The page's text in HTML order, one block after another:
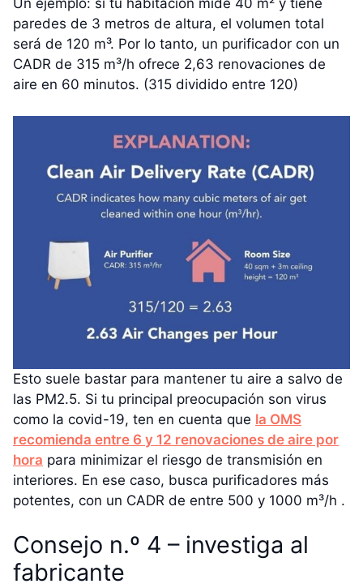
Un ejemplo: si tu habitación mide 40 m² y tiene
paredes de 3 metros de altura, el volumen total
será de 120 m³. Por lo tanto, un purificador con un
CADR de 315 m³/h ofrece 2,63 renovaciones de
aire en 60 minutos. (315 dividido entre 120)
Esto suele bastar para mantener tu aire a salvo de
las PM2.5. Si tu principal preocupación son virus
como la covid-19, ten en cuenta que la OMS
recomienda entre 6 y 12 renovaciones de aire por
hora para minimizar el riesgo de transmisión en
interiores. En ese caso, busca purificadores más
potentes, con un CADR de entre 500 y 1000 m³/h .
Consejo n.º 4 – investiga al
fabricante